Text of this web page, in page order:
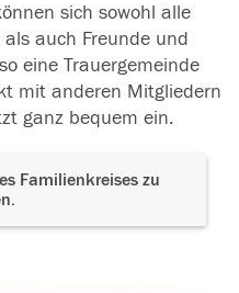
sich sowohl alle
auch Freunde und
eine Trauergemeinde
mit anderen Mitgliedern
ganz bequem ein.
Familienkreises zu